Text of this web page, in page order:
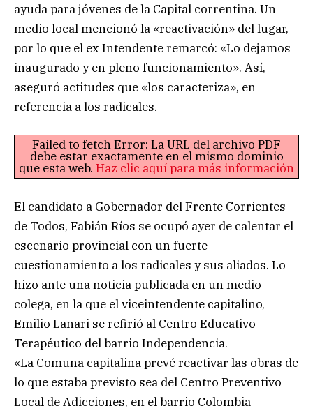
ayuda para jóvenes de la Capital correntina. Un
medio local mencionó la «reactivación» del lugar,
por lo que el ex Intendente remarcó: «Lo dejamos
inaugurado y en pleno funcionamiento». Así,
aseguró actitudes que «los caracteriza», en
referencia a los radicales.
Failed to fetch Error: La URL del archivo PDF
debe estar exactamente en el mismo dominio
que esta web. Haz clic aquí para más información
El candidato a Gobernador del Frente Corrientes
de Todos, Fabián Ríos se ocupó ayer de calentar el
escenario provincial con un fuerte
cuestionamiento a los radicales y sus aliados. Lo
hizo ante una noticia publicada en un medio
colega, en la que el viceintendente capitalino,
Emilio Lanari se refirió al Centro Educativo
Terapéutico del barrio Independencia.
«La Comuna capitalina prevé reactivar las obras de
lo que estaba previsto sea del Centro Preventivo
Local de Adicciones, en el barrio Colombia